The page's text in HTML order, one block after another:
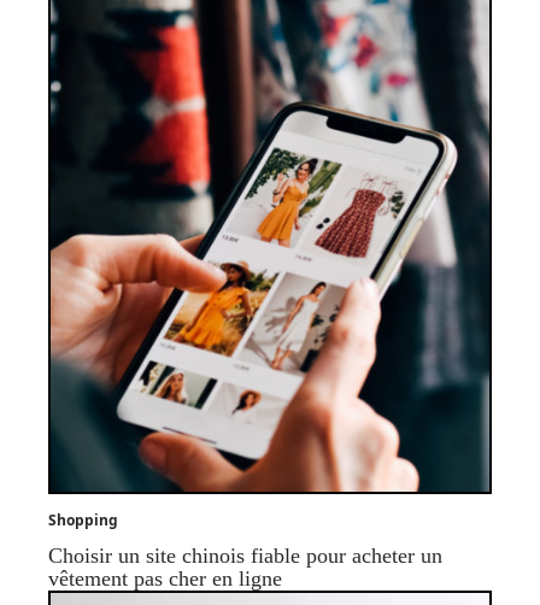
Shopping
Choisir un site chinois fiable pour acheter un
vêtement pas cher en ligne